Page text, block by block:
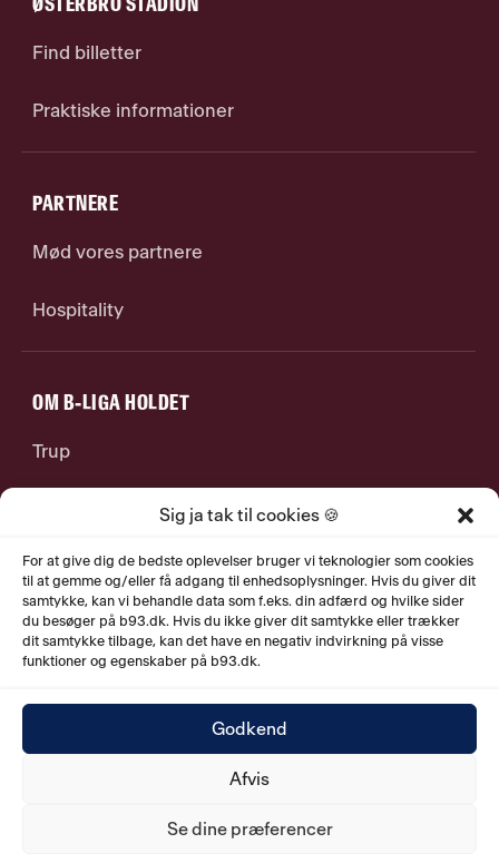
Sig ja tak til cookies 🍪
For at give dig de bedste oplevelser bruger vi teknologier som cookies
til at gemme og/eller få adgang til enhedsoplysninger. Hvis du giver dit
samtykke, kan vi behandle data som f.eks. din adfærd og hvilke sider
du besøger på b93.dk. Hvis du ikke giver dit samtykke eller trækker
dit samtykke tilbage, kan det have en negativ indvirkning på visse
funktioner og egenskaber på b93.dk.
Godkend
Afvis
Se dine præferencer
ØSTERBRO STADION
Find billetter
Praktiske informationer
PARTNERE
Mød vores partnere
Hospitality
OM B-LIGA HOLDET
Trup
Jobs
Historie
Østerbrogade 79, 1. sal